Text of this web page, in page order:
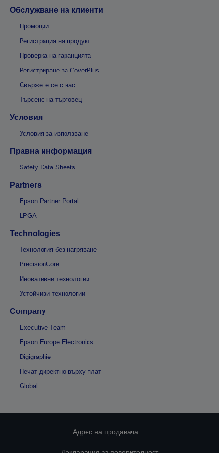
Обслужване на клиенти
Промоции
Регистрация на продукт
Проверка на гаранцията
Регистриране за CoverPlus
Свържете се с нас
Търсене на търговец
Условия
Условия за използване
Правна информация
Safety Data Sheets
Partners
Epson Partner Portal
LPGA
Technologies
Технология без нагряване
PrecisionCore
Иновативни технологии
Устойчиви технологии
Company
Executive Team
Epson Europe Electronics
Digigraphie
Печат директно върху плат
Global
Адрес на продавача